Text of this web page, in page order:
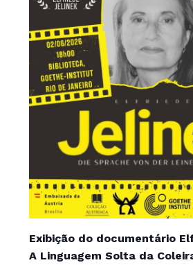
Exibição do documentário
A Linguagem Solta da